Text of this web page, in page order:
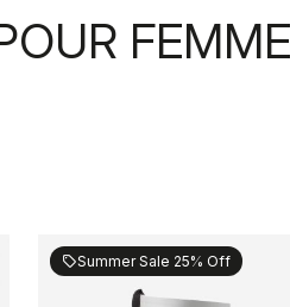
sellSummer Sale 25% Off